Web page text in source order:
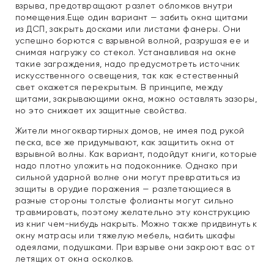
взрыва, предотвращают разлет обломков внутри
помещения.Еще один вариант — забить окна щитами
из ДСП, закрыть досками или листами фанеры. Они
успешно борются с взрывной волной, разрушая ее и
снимая нагрузку со стекол. Устанавливая на окне
такие заграждения, надо предусмотреть источник
искусственного освещения, так как естественный
свет окажется перекрытым. В принципе, между
щитами, закрывающими окна, можно оставлять зазоры,
но это снижает их защитные свойства.
Жители многоквартирных домов, не имея под рукой
песка, все же придумывают, как защитить окна от
взрывной волны. Как вариант, подойдут книги, которые
надо плотно уложить на подоконнике. Однако при
сильной ударной волне они могут превратиться из
защиты в орудие поражения — разлетающиеся в
разные стороны толстые фолианты могут сильно
травмировать, поэтому желательно эту конструкцию
из книг чем-нибудь накрыть. Можно также придвинуть к
окну матрасы или тяжелую мебель, набить шкафы
одеялами, подушками. При взрыве они закроют вас от
летящих от окна осколков.